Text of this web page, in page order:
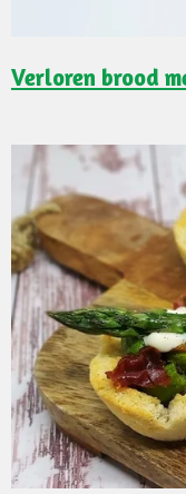
Verloren brood